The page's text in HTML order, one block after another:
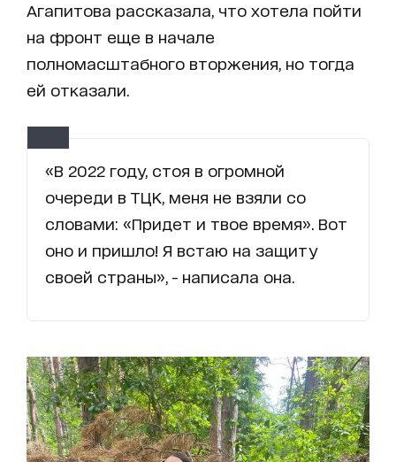
Агапитова рассказала, что хотела пойти
на фронт еще в начале
полномасштабного вторжения, но тогда
ей отказали.
«В 2022 году, стоя в огромной
очереди в ТЦК, меня не взяли со
словами: «Придет и твое время». Вот
оно и пришло! Я встаю на защиту
своей страны», - написала она.